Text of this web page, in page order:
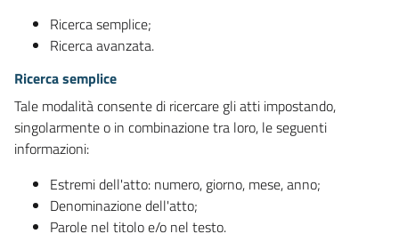
Ricerca semplice;
Ricerca avanzata.
Ricerca semplice
Tale modalità consente di ricercare gli atti impostando,
singolarmente o in combinazione tra loro, le seguenti
informazioni:
Estremi dell'atto: numero, giorno, mese, anno;
Denominazione dell'atto;
Parole nel titolo e/o nel testo.